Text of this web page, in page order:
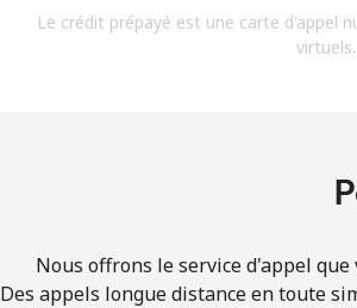
En créant
Le crédit prépayé est une carte d'appel
Nous offrons le service d'appel
Des appels longue distance en toute